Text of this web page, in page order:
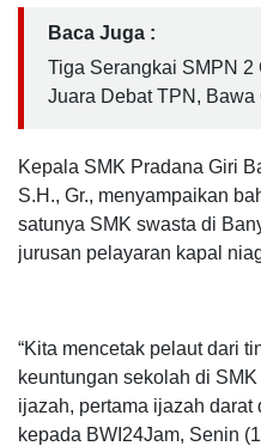
Baca Juga :
Tiga Serangkai SMPN
Juara Debat TPN, Bawa
Kepala SMK Pradana Giri
S.H., Gr., menyampaikan
satunya SMK swasta di
jurusan pelayaran kapal
“Kita mencetak pelaut dari
keuntungan sekolah di
ijazah, pertama ijazah darat
kepada BWI24Jam, Senin